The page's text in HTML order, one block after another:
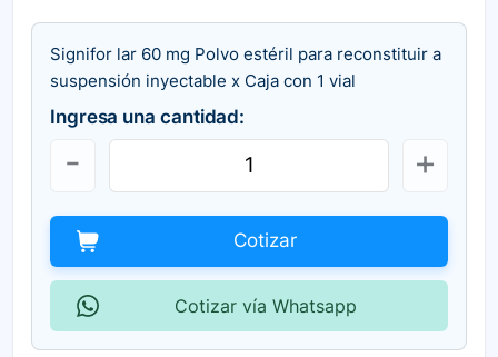
Signifor lar 60 mg Polvo estéril para reconstituir a
suspensión inyectable x Caja con 1 vial
Ingresa una cantidad:
Cotizar
Cotizar vía Whatsapp